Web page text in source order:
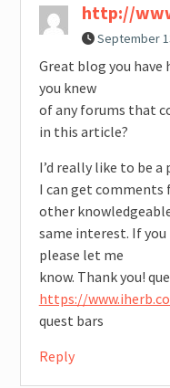
http://
September
Great blog you have
you knew
of any forums that
in this article?
I’d really like to be
I can get comments
other
same interest. If
please let me
know. Thank you!
https://
quest bars
Reply